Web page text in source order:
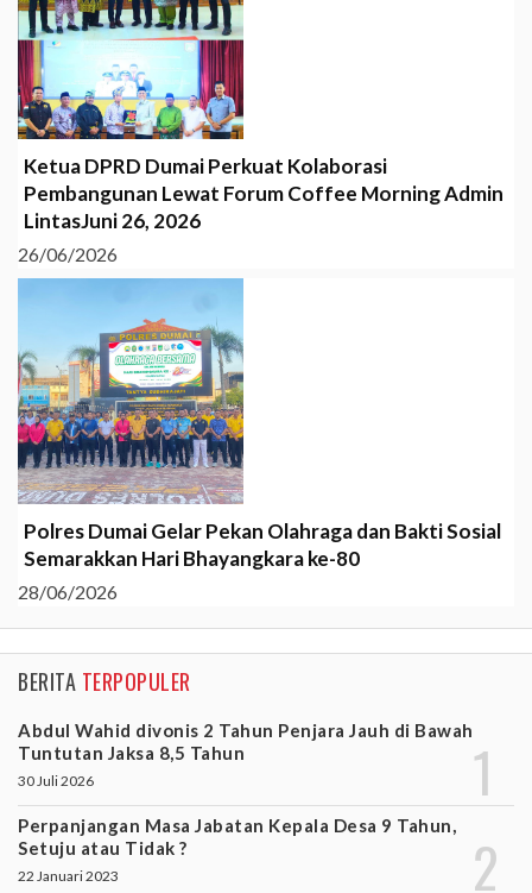
Ketua DPRD Dumai Perkuat Kolaborasi
Pembangunan Lewat Forum Coffee Morning Admin
LintasJuni 26, 2026
26/06/2026
Polres Dumai Gelar Pekan Olahraga dan Bakti Sosial
Semarakkan Hari Bhayangkara ke-80
28/06/2026
BERITA TERPOPULER
Abdul Wahid divonis 2 Tahun Penjara Jauh di Bawah
Tuntutan Jaksa 8,5 Tahun
30 Juli 2026
Perpanjangan Masa Jabatan Kepala Desa 9 Tahun,
Setuju atau Tidak ?
22 Januari 2023